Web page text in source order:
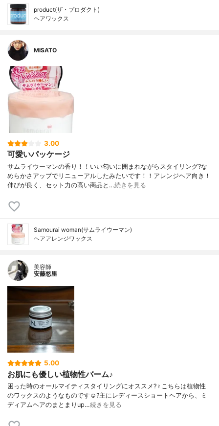
product(ザ・プロダクト)
ヘアワックス
MISATO
3.00
可愛いパッケージ
サムライウーマンの香り！！いい匂いに囲まれながらスタイリング?な
めらかさアップでリニューアルしたみたいです！！アレンジヘア向き！
伸びが良く、セット力の高い商品と…続きを見る
Samourai woman(サムライウーマン)
ヘアアレンジワックス
美容師
安藤悠里
5.00
お肌にも優しい植物性バーム♪
困った時のオールマイティスタイリングにオススメ?‍♀️こちらは植物性
のワックスのようなものです☺️?主にレディースショートヘアから、ミ
ディアムヘアのまとまりup…続きを見る